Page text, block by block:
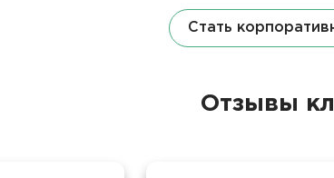
Стать
Отзывы